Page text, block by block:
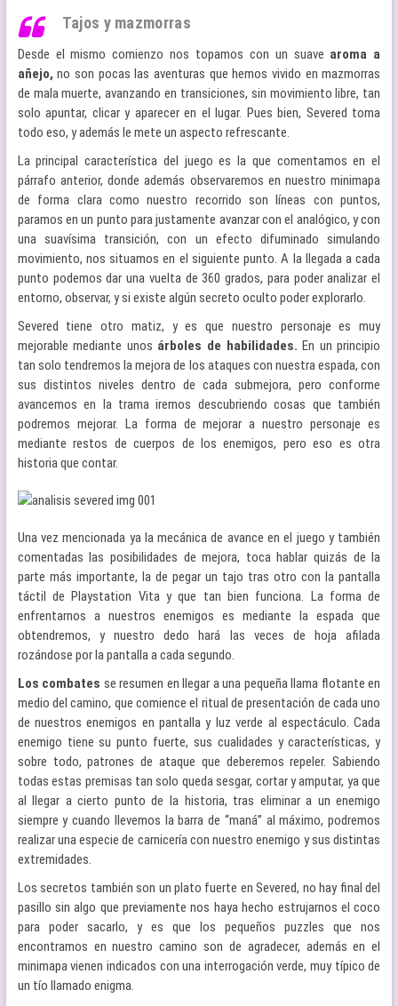
Tajos y mazmorras
Desde el mismo comienzo nos topamos con un suave aroma a
añejo, no son pocas las aventuras que hemos vivido en mazmorras
de mala muerte, avanzando en transiciones, sin movimiento libre, tan
solo apuntar, clicar y aparecer en el lugar. Pues bien, Severed toma
todo eso, y además le mete un aspecto refrescante.
La principal característica del juego es la que comentamos en el
párrafo anterior, donde además observaremos en nuestro minimapa
de forma clara como nuestro recorrido son líneas con puntos,
paramos en un punto para justamente avanzar con el analógico, y con
una suavísima transición, con un efecto difuminado simulando
movimiento, nos situamos en el siguiente punto. A la llegada a cada
punto podemos dar una vuelta de 360 grados, para poder analizar el
entorno, observar, y si existe algún secreto oculto poder explorarlo.
Severed tiene otro matiz, y es que nuestro personaje es muy
mejorable mediante unos árboles de habilidades. En un principio
tan solo tendremos la mejora de los ataques con nuestra espada, con
sus distintos niveles dentro de cada submejora, pero conforme
avancemos en la trama iremos descubriendo cosas que también
podremos mejorar. La forma de mejorar a nuestro personaje es
mediante restos de cuerpos de los enemigos, pero eso es otra
historia que contar.
Una vez mencionada ya la mecánica de avance en el juego y también
comentadas las posibilidades de mejora, toca hablar quizás de la
parte más importante, la de pegar un tajo tras otro con la pantalla
táctil de Playstation Vita y que tan bien funciona. La forma de
enfrentarnos a nuestros enemigos es mediante la espada que
obtendremos, y nuestro dedo hará las veces de hoja afilada
rozándose por la pantalla a cada segundo.
Los combates se resumen en llegar a una pequeña llama flotante en
medio del camino, que comience el ritual de presentación de cada uno
de nuestros enemigos en pantalla y luz verde al espectáculo. Cada
enemigo tiene su punto fuerte, sus cualidades y características, y
sobre todo, patrones de ataque que deberemos repeler. Sabiendo
todas estas premisas tan solo queda sesgar, cortar y amputar, ya que
al llegar a cierto punto de la historia, tras eliminar a un enemigo
siempre y cuando llevemos la barra de “maná” al máximo, podremos
realizar una especie de carnicería con nuestro enemigo y sus distintas
extremidades.
Los secretos también son un plato fuerte en Severed, no hay final del
pasillo sin algo que previamente nos haya hecho estrujarnos el coco
para poder sacarlo, y es que los pequeños puzzles que nos
encontramos en nuestro camino son de agradecer, además en el
minimapa vienen indicados con una interrogación verde, muy típico de
un tío llamado enigma.